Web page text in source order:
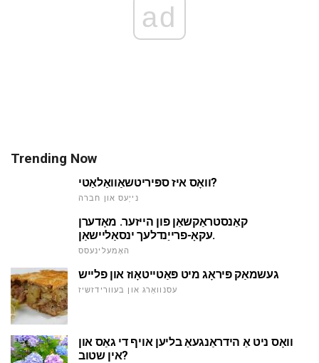
ad
Trending Now
וואָס איז ספּיריטשאַוואַלאַטי?
נייַעס און חברה
קאַנסטראַקשאַן פון הייזער. מאָדערן
עקאָ-פרייַנדלעך ינסאַליישאַן.
האָמעלינעסס
געשמאַק פּיראָג מיט פּאַטייטאָוז און פלייש
עסנוואַרג און בעוורידזשיז
וואָס ניט אַ הידראַנגעאַ בליען אויף די גאַס און
אין שטוב?